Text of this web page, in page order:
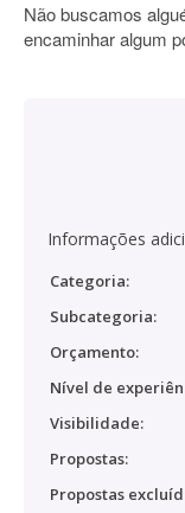
Não buscamos
encaminhar algum
Informações
Categoria:
Subcategoria:
Orçamento:
Nível de
Visibilidade:
Propostas:
Propostas